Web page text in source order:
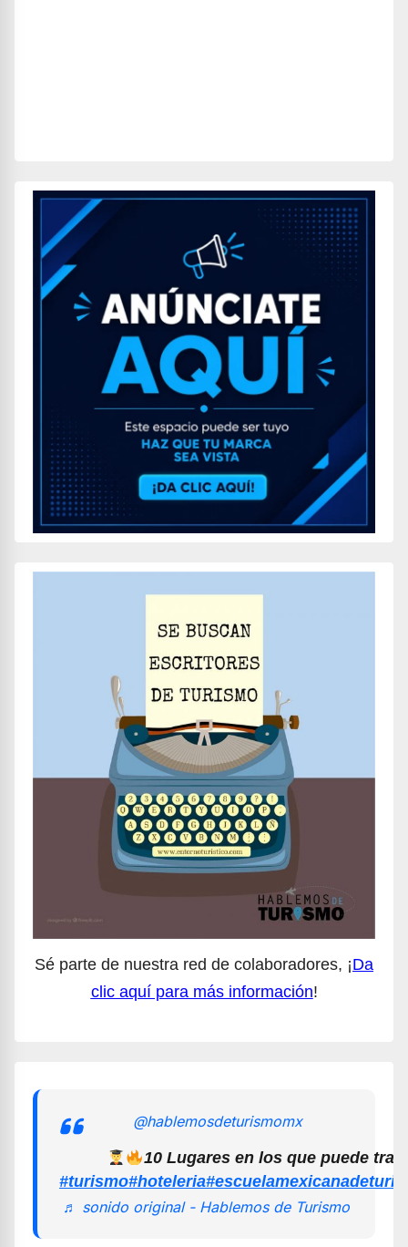
Sé parte de nuestra red de colaboradores, ¡Da
clic aquí para más información!
@hablemosdeturismomx
10 Lugares en los que puede
#turismo#hoteleria
♬ sonido original - Hablemos de Turismo